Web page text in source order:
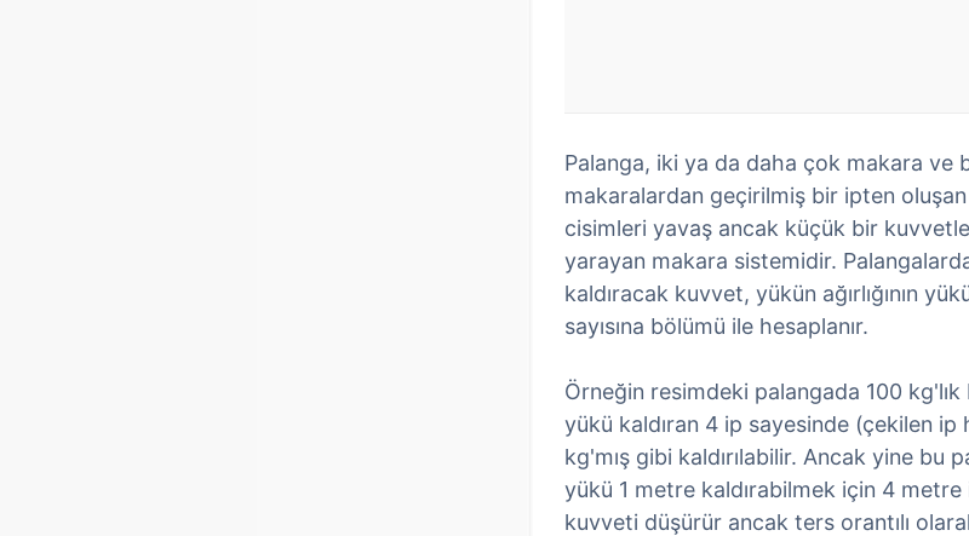
Palanga, iki ya da daha çok makara ve
makaralardan geçirilmiş bir ipten oluşan
cisimleri yavaş ancak küçük bir
yarayan makara sistemidir.
kaldıracak kuvvet, yükün ağırlığının
sayısına bölümü ile hesaplanır.
Örneğin resimdeki palangada 100 kg'lık
yükü kaldıran 4 ip sayesinde (çekilen ip
kg'mış gibi kaldırılabilir. Ancak yine bu
yükü 1 metre kaldırabilmek için 4
kuvveti düşürür ancak ters orantılı